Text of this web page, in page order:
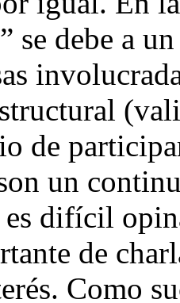
se debe a
de
un
difícil
de
Como